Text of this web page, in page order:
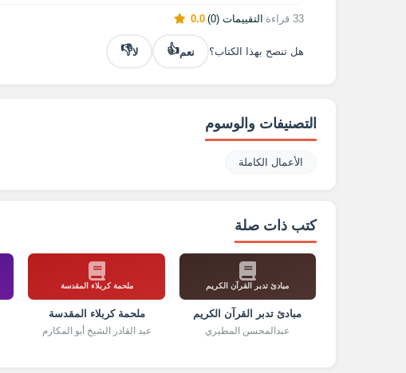
33 قراءة التقييمات (0) 0.0
هل تنصح بهذا الكتاب؟ نعم👍 لا👎
التصنيفات والوسوم
الأعمال الكاملة
كتب ذات صلة
مبادئ تدبر القرآن الكريم
مبادئ تدبر القرآن الكريم
عبدالمحسن المطيري
ملحمة كربلاء المقدسة
ملحمة كربلاء المقدسة
عبد القادر الشيخ أبو المكارم